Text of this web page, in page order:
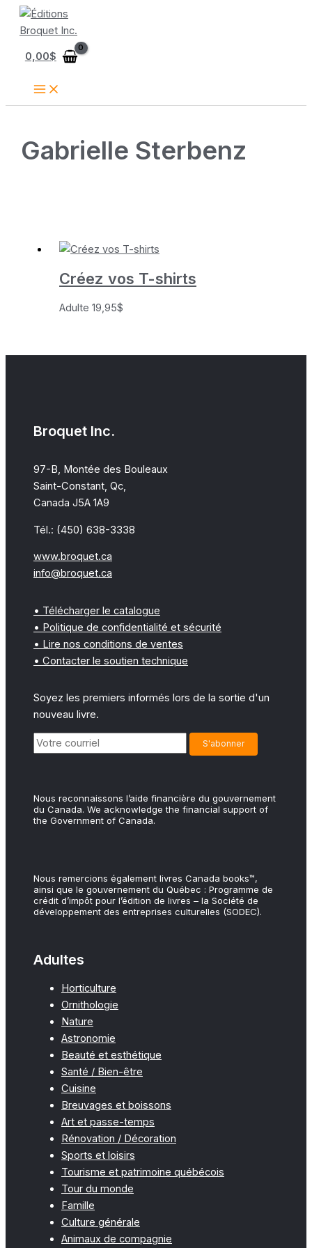
Aller
0,00$
Gabrielle Sterbenz
Créez vos T-shirts
Adulte19,95$
Broquet Inc.
97-B, Montée des Bouleaux
Saint-Constant, Qc,
Canada J5A 1A9
Tél.: (450) 638-3338
www.broquet.ca
info@broquet.ca
• Télécharger le catalogue
• Politique de confidentialité et sécurité
• Lire nos conditions de ventes
• Contacter le soutien technique
Soyez les premiers informés lors de la sortie d'un
nouveau livre.
Nous reconnaissons l’aide financière du gouvernement
du Canada. We acknowledge the financial support of
the Government of Canada.
Nous remercions également livres Canada books™,
ainsi que le gouvernement du Québec : Programme de
crédit d’impôt pour l’édition de livres – la Société de
développement des entreprises culturelles (SODEC).
Adultes
Horticulture
Ornithologie
Nature
Astronomie
Beauté et esthétique
Santé / Bien-être
Cuisine
Breuvages et boissons
Art et passe-temps
Rénovation / Décoration
Sports et loisirs
Tourisme et patrimoine québécois
Tour du monde
Famille
Culture générale
Animaux de compagnie